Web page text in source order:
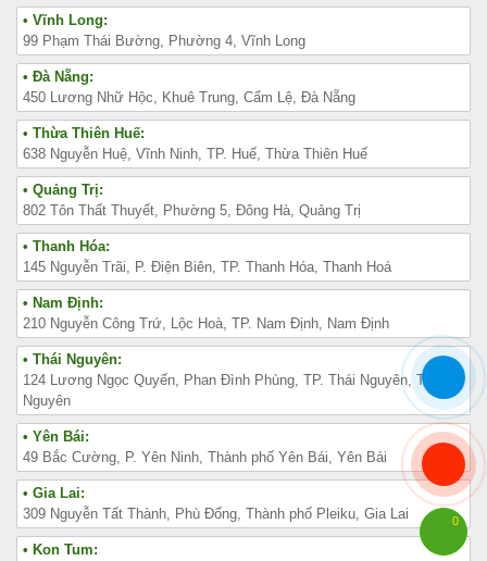
• Vĩnh Long:
99 Phạm Thái Bường, Phường 4, Vĩnh Long
• Đà Nẵng:
450 Lương Nhữ Hộc, Khuê Trung, Cẩm Lệ, Đà Nẵng
• Thừa Thiên Huế:
638 Nguyễn Huệ, Vĩnh Ninh, TP. Huế, Thừa Thiên Huế
• Quảng Trị:
802 Tôn Thất Thuyết, Phường 5, Đông Hà, Quảng Trị
• Thanh Hóa:
145 Nguyễn Trãi, P. Điện Biên, TP. Thanh Hóa, Thanh Hoá
• Nam Định:
210 Nguyễn Công Trứ, Lộc Hoà, TP. Nam Định, Nam Định
• Thái Nguyên:
124 Lương Ngọc Quyến, Phan Đình Phùng, TP. Thái Nguyên, Thái
Nguyên
• Yên Bái:
49 Bắc Cường, P. Yên Ninh, Thành phố Yên Bái, Yên Bái
• Gia Lai:
309 Nguyễn Tất Thành, Phù Đổng, Thành phố Pleiku, Gia Lai
• Kon Tum:
0